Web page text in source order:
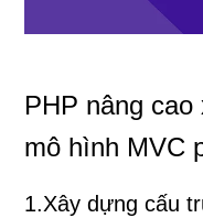
PHP nâng
mô hình MVC
1.Xây dựng cấu